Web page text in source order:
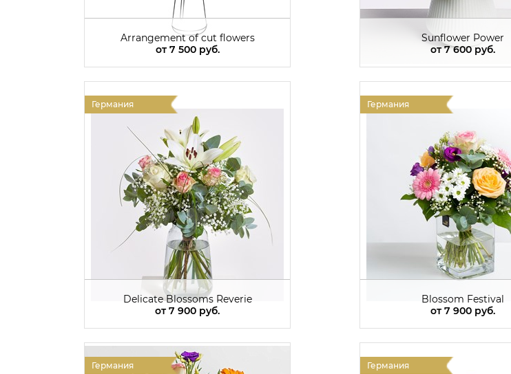
Arrangement of cut flowers
от7 500 руб.
Sunflower Power
от7 600 руб.
Германия
Delicate Blossoms Reverie
от7 900 руб.
Германия
Blossom Festival
от7 900 руб.
Германия Германия